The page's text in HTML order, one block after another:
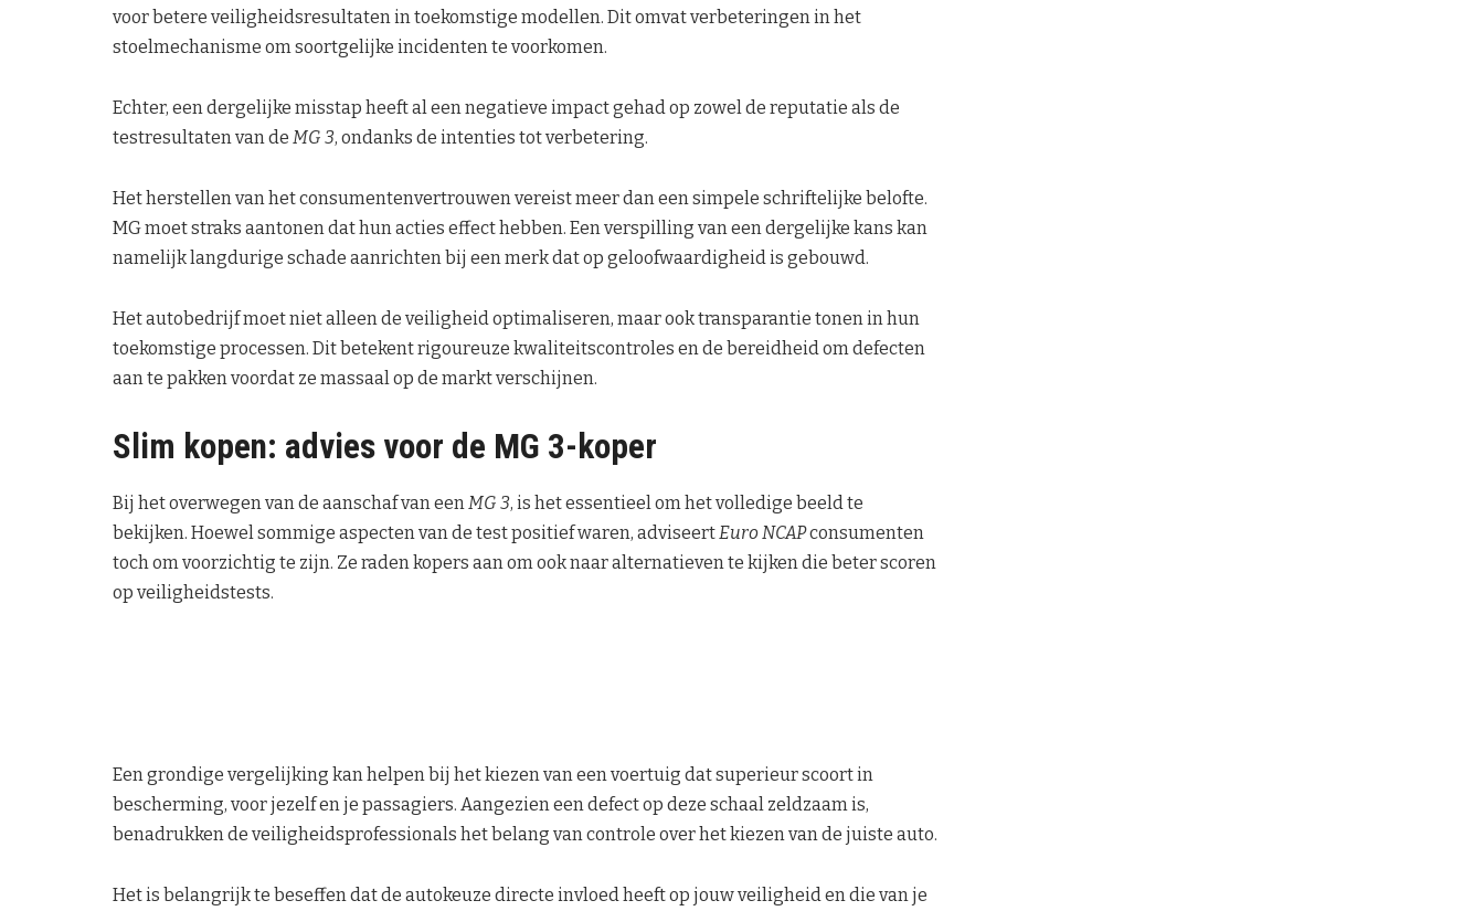
voor betere veiligheidsresultaten in toekomstige modellen. Dit omvat verbeteringen in het
stoelmechanisme om soortgelijke incidenten te voorkomen.
Echter, een dergelijke misstap heeft al een negatieve impact gehad op zowel de reputatie als de
testresultaten van de MG 3, ondanks de intenties tot verbetering.
Het herstellen van het consumentenvertrouwen vereist meer dan een simpele schriftelijke belofte.
MG moet straks aantonen dat hun acties effect hebben. Een verspilling van een dergelijke kans kan
namelijk langdurige schade aanrichten bij een merk dat op geloofwaardigheid is gebouwd.
Het autobedrijf moet niet alleen de veiligheid optimaliseren, maar ook transparantie tonen in hun
toekomstige processen. Dit betekent rigoureuze kwaliteitscontroles en de bereidheid om defecten
aan te pakken voordat ze massaal op de markt verschijnen.
Slim kopen: advies voor de MG 3-koper
Bij het overwegen van de aanschaf van een MG 3, is het essentieel om het volledige beeld te
bekijken. Hoewel sommige aspecten van de test positief waren, adviseert Euro NCAPconsumenten
toch om voorzichtig te zijn. Ze raden kopers aan om ook naar alternatieven te kijken die beter scoren
op veiligheidstests.
Een grondige vergelijking kan helpen bij het kiezen van een voertuig dat superieur scoort in
bescherming, voor jezelf en je passagiers. Aangezien een defect op deze schaal zeldzaam is,
benadrukken de veiligheidsprofessionals het belang van controle over het kiezen van de juiste auto.
Het is belangrijk te beseffen dat de autokeuze directe invloed heeft op jouw veiligheid en die van je